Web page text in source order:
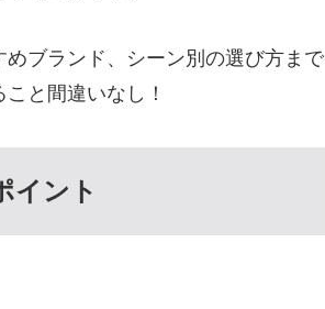
ブランド、シーン別の選び方まで
と間違いなし！
イント